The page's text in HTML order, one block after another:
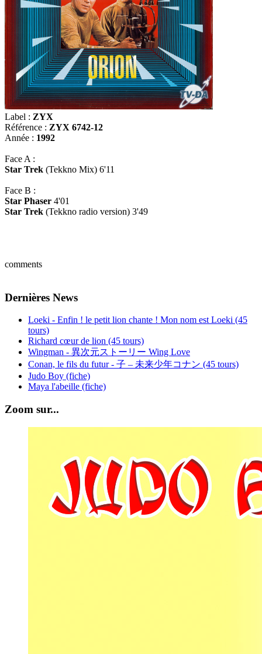
Label : ZYX
Référence : ZYX 6742-12
Année : 1992
Face A :
Star Trek (Tekkno Mix) 6'11
Face B :
Star Phaser 4'01
Star Trek (Tekkno radio version) 3'49
comments
Dernières News
Loeki - Enfin ! le petit lion chante ! Mon nom est Loeki (45
tours)
Richard cœur de lion (45 tours)
Wingman - 異次元ストーリー Wing Love
Conan, le fils du futur - 子 – 未来少年コナン (45 tours)
Judo Boy (fiche)
Maya l'abeille (fiche)
Zoom sur...